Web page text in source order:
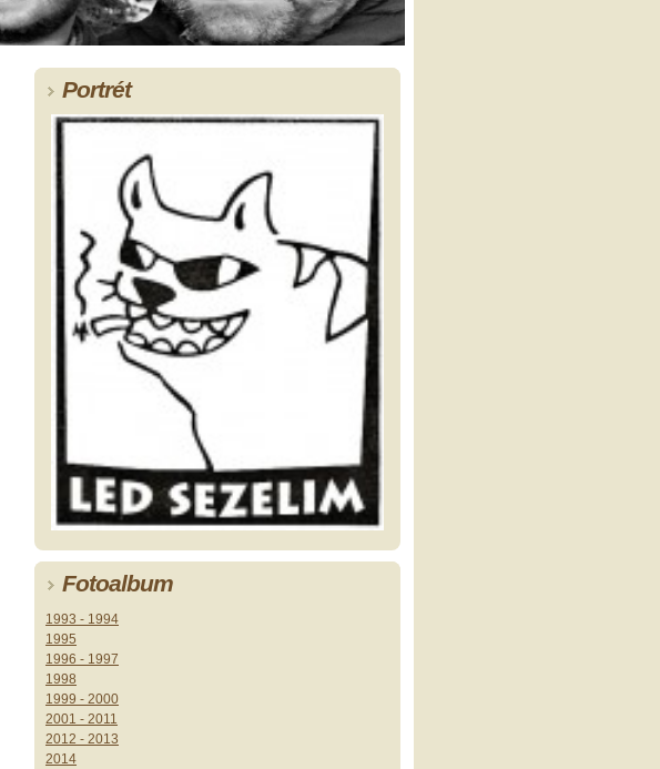
Portrét
Fotoalbum
1993 - 1994
1995
1996 - 1997
1998
1999 - 2000
2001 - 2011
2012 - 2013
2014